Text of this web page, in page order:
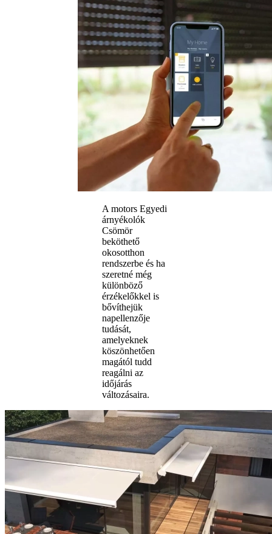
A motors Egyedi
árnyékolók
Csömör
beköthető
okosotthon
rendszerbe és ha
szeretné még
különböző
érzékelőkkel is
bővíthejük
napellenzője
tudását,
amelyeknek
köszönhetően
magától tudd
reagálni az
időjárás
változásaira.